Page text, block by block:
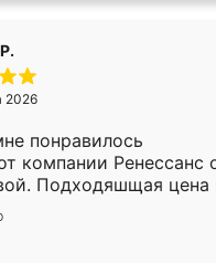
2026
понравилось
компании Ренессанс
Подходяшщая цена
изготовления.
Владислав
эскизу самый